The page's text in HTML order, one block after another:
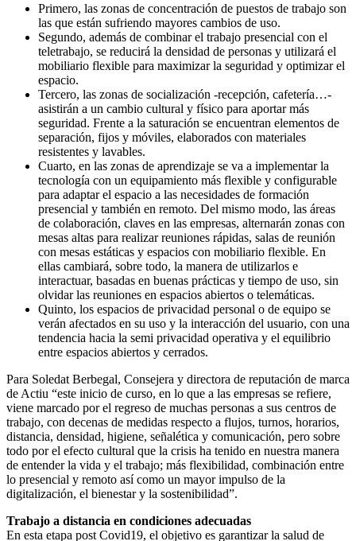
Primero, las zonas de concentración de puestos de trabajo son
las que están sufriendo mayores cambios de uso.
Segundo, además de combinar el trabajo presencial con el
teletrabajo, se reducirá la densidad de personas y utilizará el
mobiliario flexible para maximizar la seguridad y optimizar el
espacio.
Tercero, las zonas de socialización -recepción, cafetería…-
asistirán a un cambio cultural y físico para aportar más
seguridad. Frente a la saturación se encuentran elementos de
separación, fijos y móviles, elaborados con materiales
resistentes y lavables.
Cuarto, en las zonas de aprendizaje se va a implementar la
tecnología con un equipamiento más flexible y configurable
para adaptar el espacio a las necesidades de formación
presencial y también en remoto. Del mismo modo, las áreas
de colaboración, claves en las empresas, alternarán zonas con
mesas altas para realizar reuniones rápidas, salas de reunión
con mesas estáticas y espacios con mobiliario flexible. En
ellas cambiará, sobre todo, la manera de utilizarlos e
interactuar, basadas en buenas prácticas y tiempo de uso, sin
olvidar las reuniones en espacios abiertos o telemáticas.
Quinto, los espacios de privacidad personal o de equipo se
verán afectados en su uso y la interacción del usuario, con una
tendencia hacia la semi privacidad operativa y el equilibrio
entre espacios abiertos y cerrados.
Para Soledat Berbegal, Consejera y directora de reputación de marca
de Actiu “este inicio de curso, en lo que a las empresas se refiere,
viene marcado por el regreso de muchas personas a sus centros de
trabajo, con decenas de medidas respecto a flujos, turnos, horarios,
distancia, densidad, higiene, señalética y comunicación, pero sobre
todo por el efecto cultural que la crisis ha tenido en nuestra manera
de entender la vida y el trabajo; más flexibilidad, combinación entre
lo presencial y remoto así como un mayor impulso de la
digitalización, el bienestar y la sostenibilidad”.
Trabajo a distancia en condiciones adecuadas
En esta etapa post Covid19, el objetivo es garantizar la salud de